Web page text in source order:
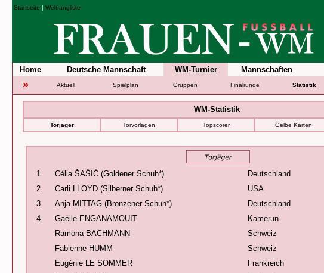
Startseite ¦ Weltrangliste
Home Deutsche Mannschaft WM-Turnier Mannschaften
» Aktuell Spielplan Gruppen Finalrunde Statistik
WM-Statistik
Torjäger Torvorlagen Topscorer Gelbe Karten
1. Célia ŠAŠIĆ (Goldener Schuh*)
Deutschland
2.
Carli LLOYD (Silberner Schuh*)
USA
3.
Anja MITTAG (Bronzener Schuh*)
Deutschland
4.
Gaëlle ENGANAMOUIT
Kamerun
Ramona BACHMANN
Schweiz
Fabienne HUMM
Schweiz
Eugénie LE SOMMER
Frankreich